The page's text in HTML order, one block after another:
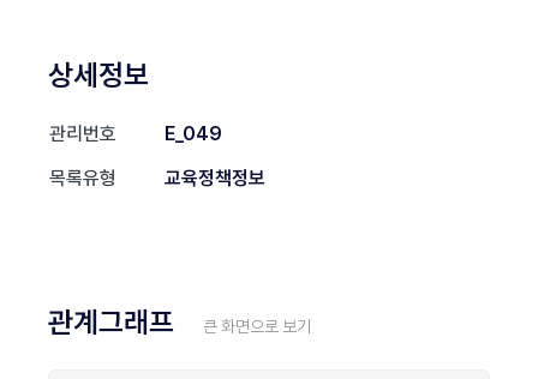
상세정보
관리번호
E_049
목록유형
교육정책정보
관계그래프 큰 화면으로 보기